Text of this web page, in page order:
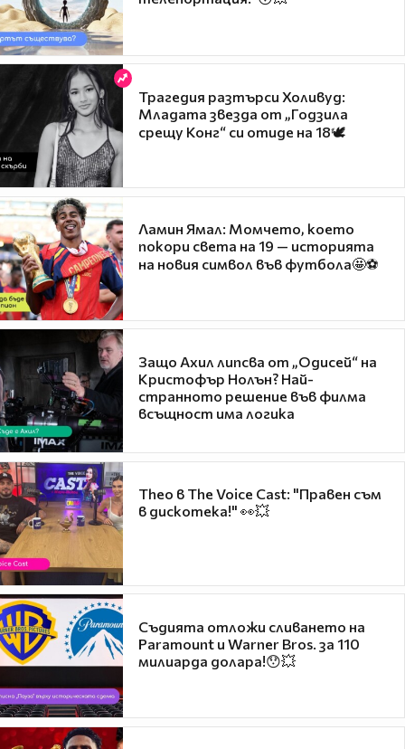
Трагедия разтърси Холивуд:
Младата звезда от „Годзила
срещу Конг“ си отиде на 18🕊️
Ламин Ямал: Момчето, което
покори света на 19 — историята
на новия символ във футбола🤩⚽
Защо Ахил липсва от „Одисей“ на
Кристофър Нолън? Най-
странното решение във филма
всъщност има логика
Theo в The Voice Cast: "Правен съм
в дискотека!" 👀💥
Съдията отложи сливането на
Paramount и Warner Bros. за 110
милиарда долара!😯💥